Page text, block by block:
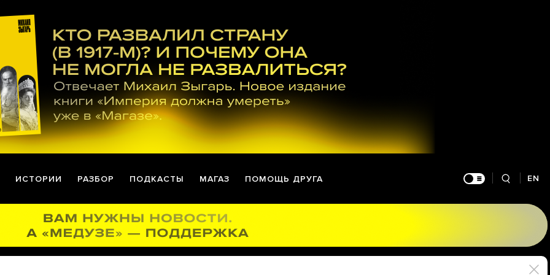
ИСТОРИИ РАЗБОР ПОДКАСТЫ МАГАЗ ПОМОЩЬ ДРУГА EN